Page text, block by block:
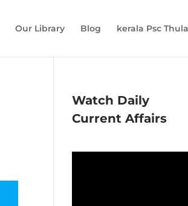
Our Library Blog kerala Psc
Watch Daily
Current Affairs